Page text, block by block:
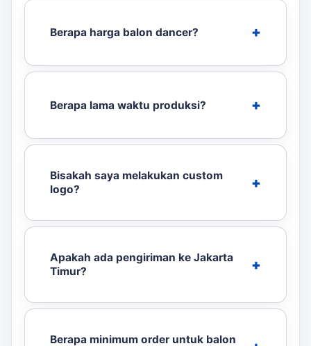
Berapa harga balon dancer?
Berapa lama waktu produksi?
Bisakah saya melakukan custom
logo?
Apakah ada pengiriman ke Jakarta
Timur?
Berapa minimum order untuk balon